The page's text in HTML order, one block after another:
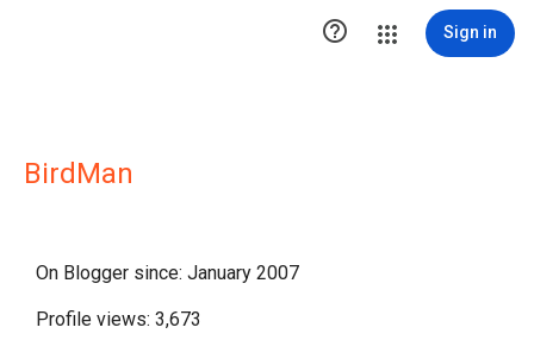
 Sign in
BirdMan
On Blogger since: January 2007
Profile views: 3,673